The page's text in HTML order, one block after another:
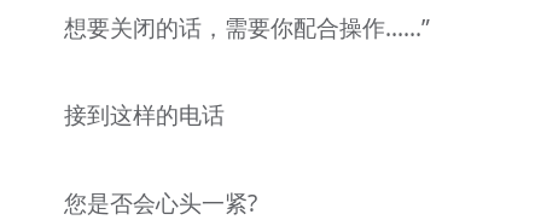
身边好人
北京宣传文化引导基金
宣传思想文化人才
想要关闭的话，需要你配合操作……”
接到这样的电话
您是否会心头一紧?